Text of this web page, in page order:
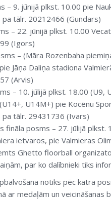
– 9. jūnijā plkst. 10.00 pie
pa tālr. 20212466 (Gundars)
– 22. jūnijā plkst. 10.00
(Igors)
– (Māra Rozenbaha
Jāņa Daliņa stadiona
(Arvis)
– 10. jūlijā plkst. 18.00 (U9,
U14M+) pie Kocēnu
pa tālr. 29431736 (Ivars)
fināla posms – 27. jūlijā plkst.
ietvaros, pie Valmieras
Ghetto floorball
par ko dalībnieki tiks
notiks pēc katra
ar medaļām un veicināšanas